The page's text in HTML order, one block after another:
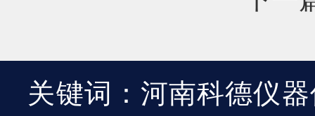
关键词：河南科德仪